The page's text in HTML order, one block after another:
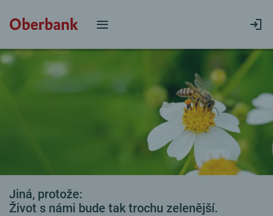
Jiná, protože:
Život s námi bude tak trochu zelenější.